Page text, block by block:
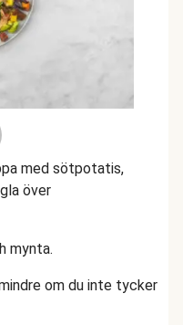
med sötpotatis,
över
mynta.
om du inte tycker